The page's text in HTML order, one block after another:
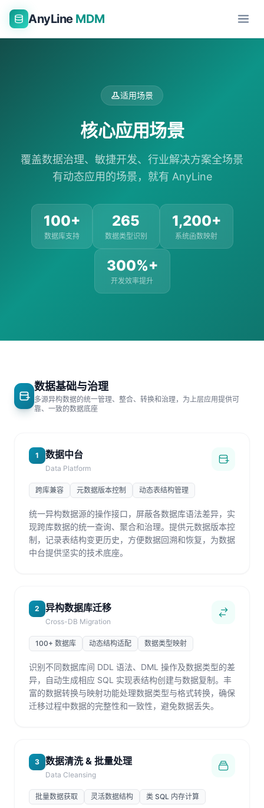
AnyLine MDM
适用场景
核心应用场景
覆盖数据治理、敏捷开发、行业解决方案全场景
有动态应用的场景，就有 AnyLine
100+
数据库支持
265
数据类型识别
1,200+
系统函数映射
300%+
开发效率提升
数据基础与治理
多源异构数据的统一管理、整合、转换和治理，为上层应用提供可
靠、一致的数据底座
1 数据中台
Data Platform
跨库兼容 元数据版本控制 动态表结构管理
统一异构数据源的操作接口，屏蔽各数据库语法差异，实
现跨库数据的统一查询、聚合和治理。提供元数据版本控
制，记录表结构变更历史，方便数据回溯和恢复，为数据
中台提供坚实的技术底座。
2 异构数据库迁移
Cross-DB Migration
100+ 数据库 动态结构适配 数据类型映射
识别不同数据库间 DDL 语法、DML 操作及数据类型的差
异，自动生成相应 SQL 实现表结构创建与数据复制。丰
富的数据转换与映射功能处理数据类型与格式转换，确保
迁移过程中数据的完整性和一致性，避免数据丢失。
3 数据清洗 & 批量处理
Data Cleansing
批量数据获取 灵活数据结构 类 SQL 内存计算